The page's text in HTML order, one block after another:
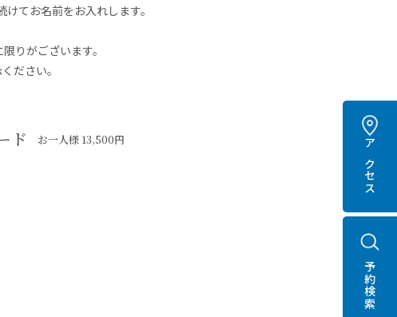
てお名前をお入れします。
りがございます。
ださい。
ド お一人様 13,500円
アクセス
予約検索